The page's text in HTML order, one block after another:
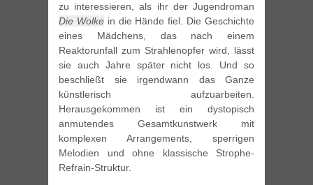
zu interessieren, als ihr der Jugendroman
Die Wolkein die Hände fiel. Die Geschichte
eines Mädchens, das nach einem
Reaktorunfall zum Strahlenopfer wird, lässt
sie auch Jahre später nicht los. Und so
beschließt sie irgendwann das Ganze
künstlerisch aufzuarbeiten.
Herausgekommen ist ein dystopisch
anmutendes Gesamtkunstwerk mit
komplexen Arrangements, sperrigen
Melodien und ohne klassische Strophe-
Refrain-Struktur.